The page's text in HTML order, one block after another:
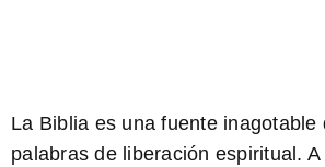
La Biblia es una fuente inagotable
palabras de liberación espiritual.